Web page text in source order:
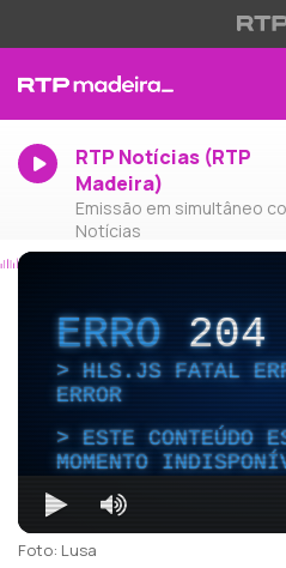
RTP Notícias (RTP
Madeira)
Emissão em simultâneo
Notícias
ERRO204
HLS.JS FATAL
ERROR
ESTE CONTEÚDO
MOMENTO
Foto: Lusa